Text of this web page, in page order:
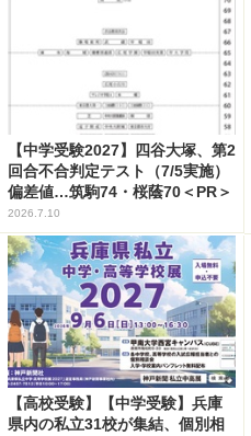
【中学受験2027】四谷大塚、第2
回合不合判定テスト（7/5実施）
偏差値…筑駒74・桜蔭70＜PR＞
2026.7.10
【高校受験】【中学受験】兵庫
県内の私立31校が集結、個別相